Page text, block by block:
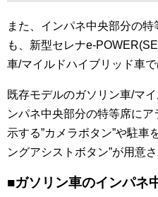
また、インパネ中央部分の
も、新型セレナe-
車/マイルドハイブリッド車で
既存モデルのガソリン車/マ
ンパネ中央部分の特等席に
示する”カメラボタン”や駐車
ングアシストボタン”が用意
■ガソリン車のインパネ